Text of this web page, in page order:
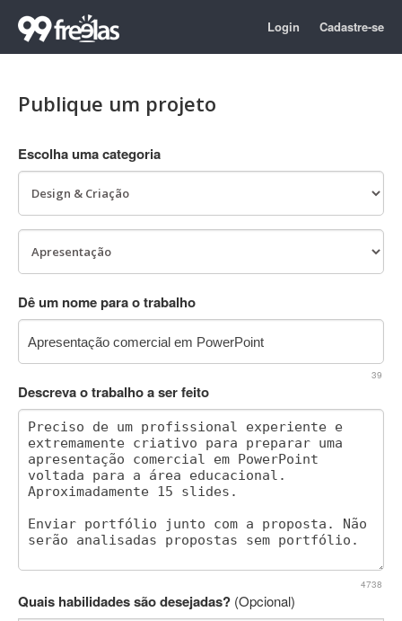
Login Cadastre-se
Publique um projeto
Escolha uma categoria
Dê um nome para o trabalho
39
Descreva o trabalho a ser feito
4738
Quais habilidades são desejadas? (Opcional)